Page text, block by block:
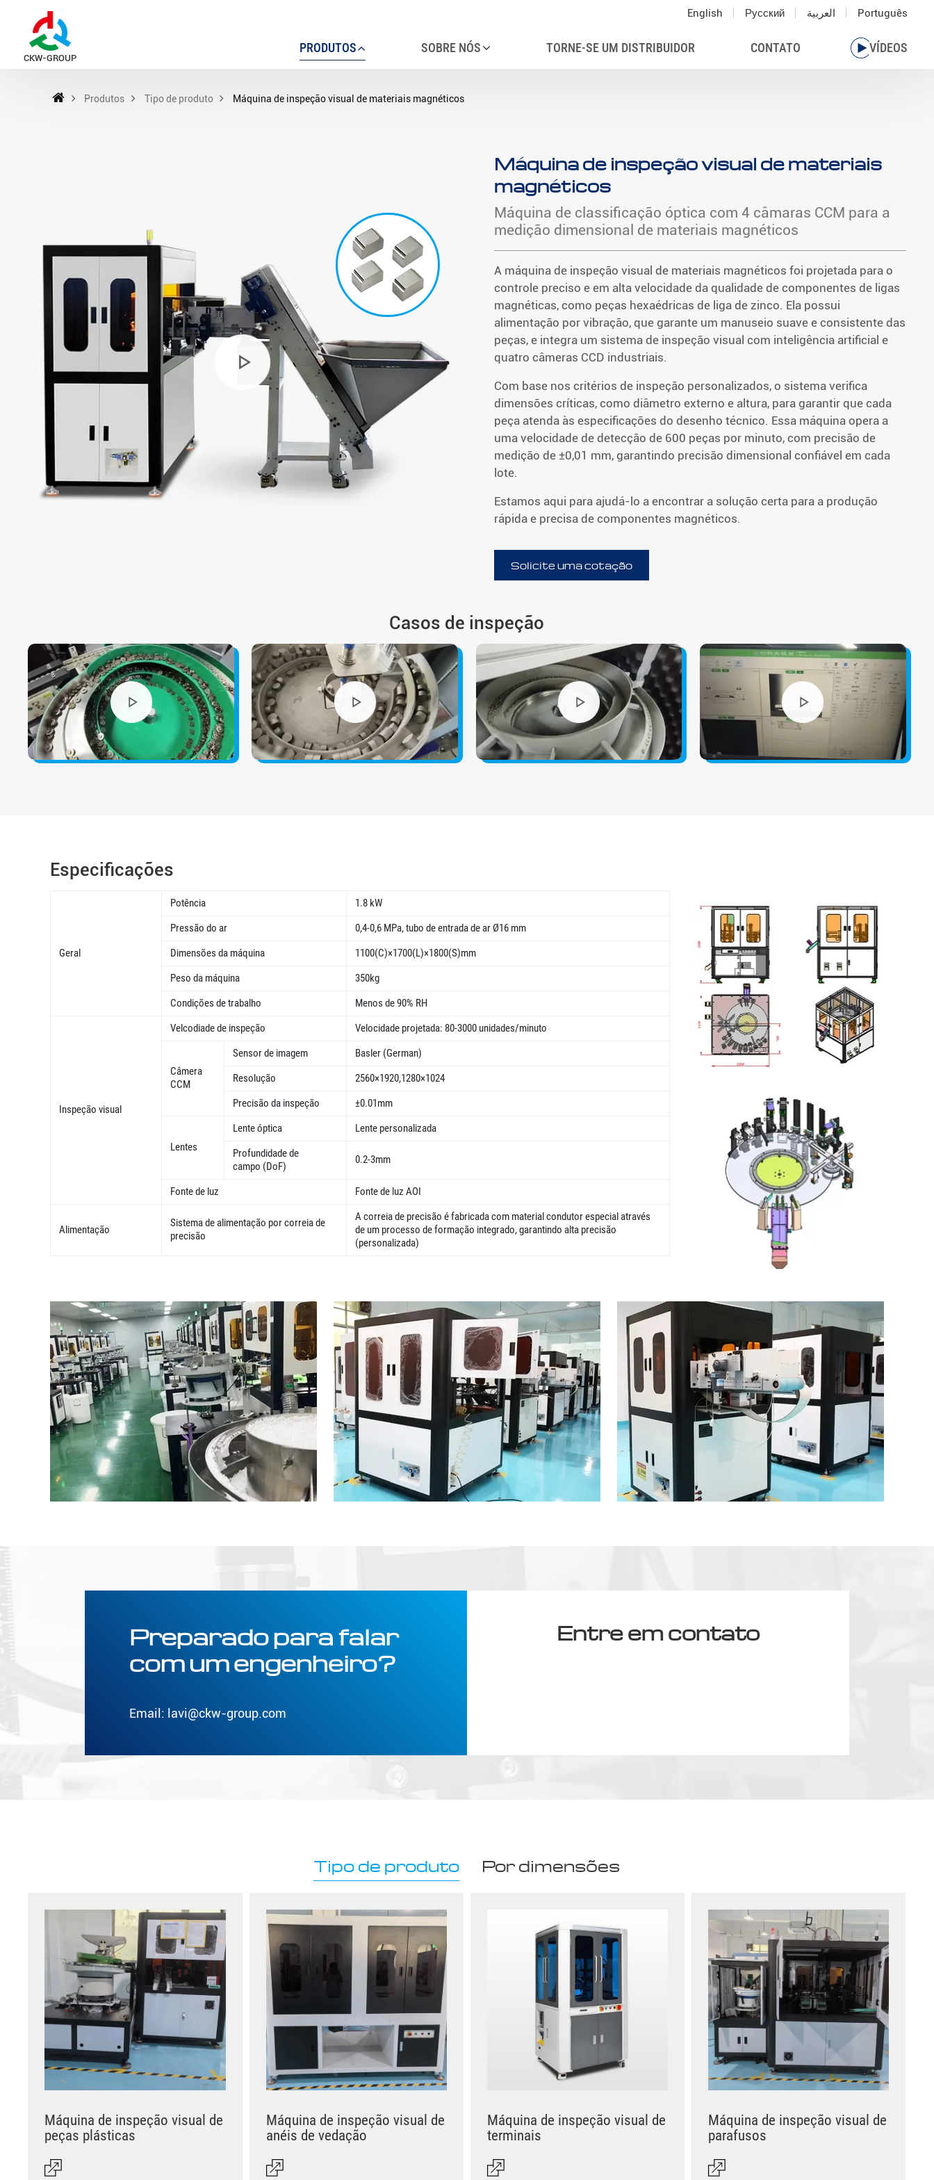
CKW-GROUP
English Русский العربية Português
PRODUTOS SOBRE NÓS TORNE-SE UM DISTRIBUIDOR CONTATO VÍDEOS
Produtos Tipo de produto Máquina de inspeção visual de materiais magnéticos
Máquina de inspeção visual de materiais
magnéticos
Máquina de classificação óptica com 4 câmaras CCM para a
medição dimensional de materiais magnéticos
A máquina de inspeção visual de materiais magnéticos foi projetada para o
controle preciso e em alta velocidade da qualidade de componentes de ligas
magnéticas, como peças hexaédricas de liga de zinco. Ela possui
alimentação por vibração, que garante um manuseio suave e consistente das
peças, e integra um sistema de inspeção visual com inteligência artificial e
quatro câmeras CCD industriais.
Com base nos critérios de inspeção personalizados, o sistema verifica
dimensões críticas, como diâmetro externo e altura, para garantir que cada
peça atenda às especificações do desenho técnico. Essa máquina opera a
uma velocidade de detecção de 600 peças por minuto, com precisão de
medição de ±0,01 mm, garantindo precisão dimensional confiável em cada
lote.
Estamos aqui para ajudá-lo a encontrar a solução certa para a produção
rápida e precisa de componentes magnéticos.
Solicite uma cotação
Casos de inspeção
Especificações
Geral
Potência
1.8 kW
Pressão do ar
0,4-0,6 MPa, tubo de entrada de ar Ø16 mm
Dimensões da máquina
1100(C)×1700(L)×1800(S)mm
Peso da máquina
350kg
Condições de trabalho
Menos de 90% RH
Inspeção visual
Velcodiade de inspeção Velocidade projetada: 80-3000 unidades/minuto
Câmera
CCM
Sensor de imagem
Basler (German)
Resolução
2560×1920,1280×1024
Precisão da inspeção
±0.01mm
Lentes
Lente óptica
Lente personalizada
Profundidade de
campo (DoF)
0.2-3mm
Fonte de luz Fonte de luz AOI
Alimentação
Sistema de alimentação por correia de
precisão
A correia de precisão é fabricada com material condutor especial através
de um processo de formação integrado, garantindo alta precisão
(personalizada)
Preparado para falar
com um engenheiro?
Email: lavi@ckw-group.com
Entre em contato
Tipo de produto Por dimensões
Máquina de inspeção visual de
peças plásticas
Máquina de inspeção visual de
anéis de vedação
Máquina de inspeção visual de
terminais
Máquina de inspeção visual de
parafusos